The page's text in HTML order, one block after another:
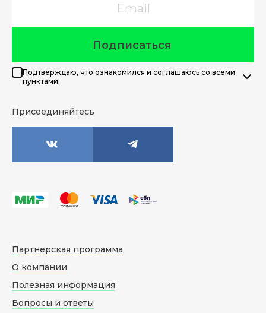
Подписаться
Подтверждаю, что ознакомился и соглашаюсь со всеми
пунктами
Присоединяйтесь
Партнерская программа
О компании
Полезная информация
Вопросы и ответы